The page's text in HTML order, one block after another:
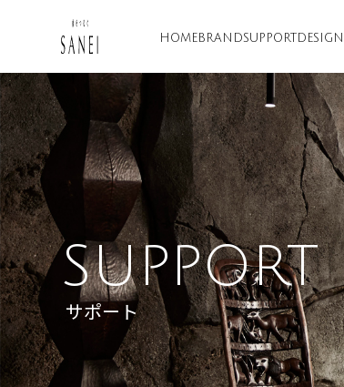
HOME BRANDSUPPORT DESIGN
SUPPORT
サポート